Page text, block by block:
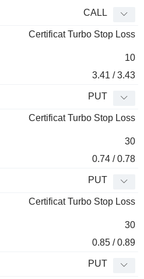
Parité Cours
CALL
Certificat Turbo Stop Loss
10
3.41 / 3.43
PUT
Certificat Turbo Stop Loss
30
0.74 / 0.78
PUT
Certificat Turbo Stop Loss
30
0.85 / 0.89
PUT